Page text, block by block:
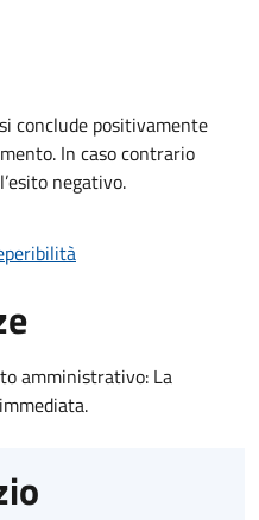
conclude positivamente
In caso contrario
negativo.
amministrativo: La